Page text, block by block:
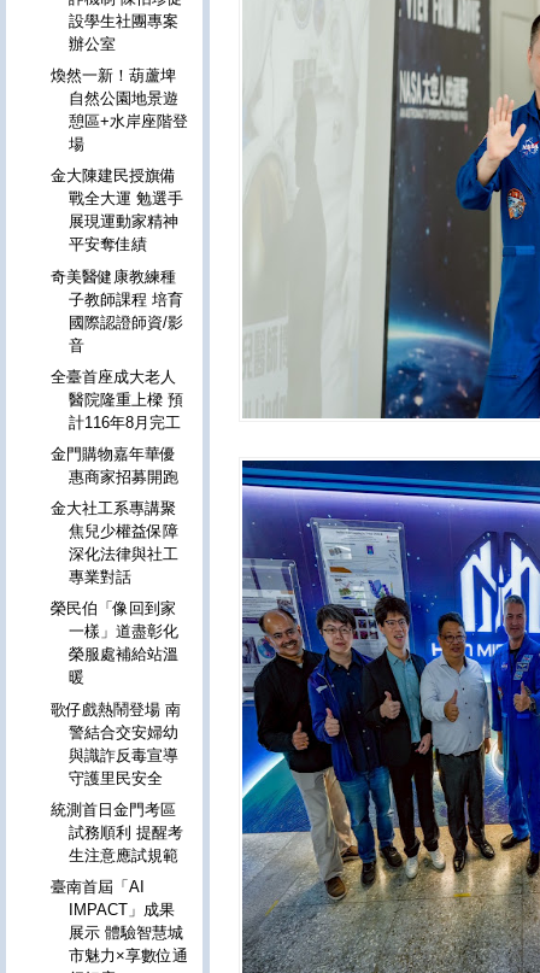
設學生社團專案
辦公室
煥然一新！葫蘆埤
自然公園地景遊
憩區+水岸座階登
場
金大陳建民授旗備
戰全大運 勉選手
展現運動家精神
平安奪佳績
奇美醫健康教練種
子教師課程 培育
國際認證師資/影
音
全臺首座成大老人
醫院隆重上樑 預
計116年8月完工
金門購物嘉年華優
惠商家招募開跑
金大社工系專講聚
焦兒少權益保障
深化法律與社工
專業對話
榮民伯「像回到家
一樣」道盡彰化
榮服處補給站溫
暖
歌仔戲熱鬧登場 南
警結合交安婦幼
與識詐反毒宣導
守護里民安全
統測首日金門考區
試務順利 提醒考
生注意應試規範
臺南首屆「AI
IMPACT」成果
展示 體驗智慧城
市魅力×享數位通